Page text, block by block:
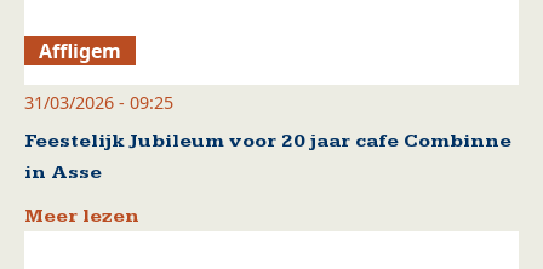
Affligem
31/03/2026 - 09:25
Feestelijk Jubileum voor 20 jaar cafe Combinne
in Asse
Meer lezen